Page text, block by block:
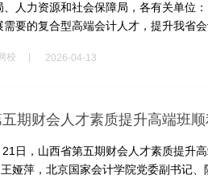
、人力资源和社会保障局，各有关单位
要的复合型高端会计人才，提升我省会
校 | 2026-04-13
期财会人才素质提升高端班
日，山西省第五期财会人才素质提升
娅萍，北京国家会计学院党委副书记、